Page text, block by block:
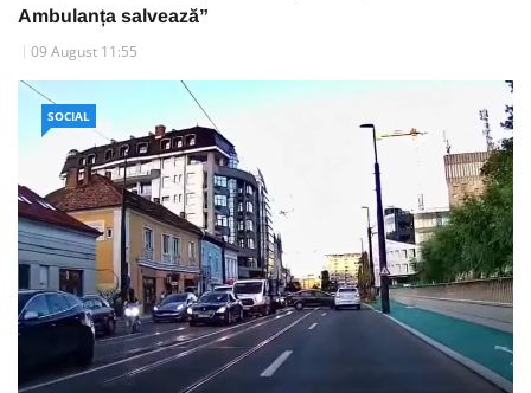
Ambulanța salvează”
09 August 11:55
SOCIAL